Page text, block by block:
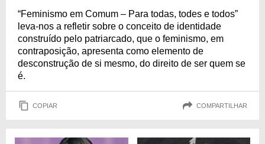
“Feminismo em Comum – Para todas, todes e todos”
leva-nos a refletir sobre o conceito de identidade
construído pelo patriarcado, que o feminismo, em
contraposição, apresenta como elemento de
desconstrução de si mesmo, do direito de ser quem se
é.
COPIAR COMPARTILHAR